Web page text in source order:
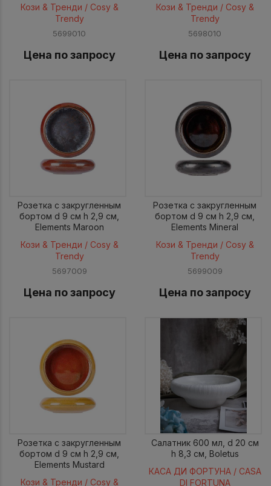
Кози & Тренди / Cosy &
Trendy
5699010
Цена по запросу
Кози & Тренди / Cosy &
Trendy
5698010
Цена по запросу
Розетка с закругленным
бортом d 9 см h 2,9 см,
Elements Maroon
Кози & Тренди / Cosy &
Trendy
5697009
Цена по запросу
Розетка с закругленным
бортом d 9 см h 2,9 см,
Elements Mineral
Кози & Тренди / Cosy &
Trendy
5699009
Цена по запросу
Розетка с закругленным
бортом d 9 см h 2,9 см,
Elements Mustard
Кози & Тренди / Cosy &
Салатник 600 мл, d 20 см
h 8,3 см, Boletus
КАСА ДИ ФОРТУНА / CASA
DI FORTUNA